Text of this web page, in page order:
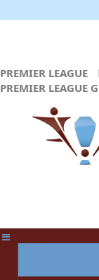
PREMIER LEAGUE
PREMIER LEAGUE